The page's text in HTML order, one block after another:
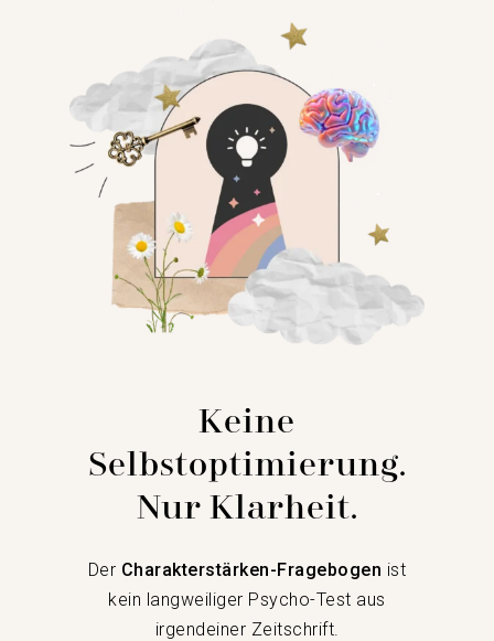
Keine
Selbstoptimierung.
Nur Klarheit.
Der Charakterstärken-Fragebogen ist
kein langweiliger Psycho-Test aus
irgendeiner Zeitschrift.